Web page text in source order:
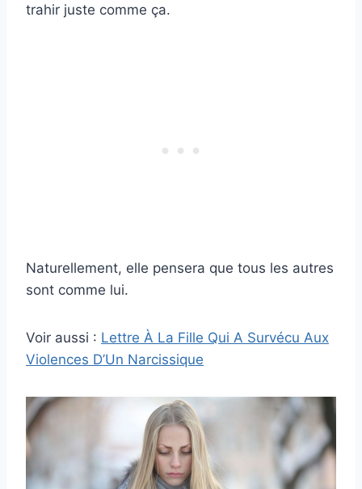
trahir juste comme ça.
Naturellement, elle pensera que tous les autres
sont comme lui.
Voir aussi : Lettre À La Fille Qui A Survécu Aux
Violences D’Un Narcissique